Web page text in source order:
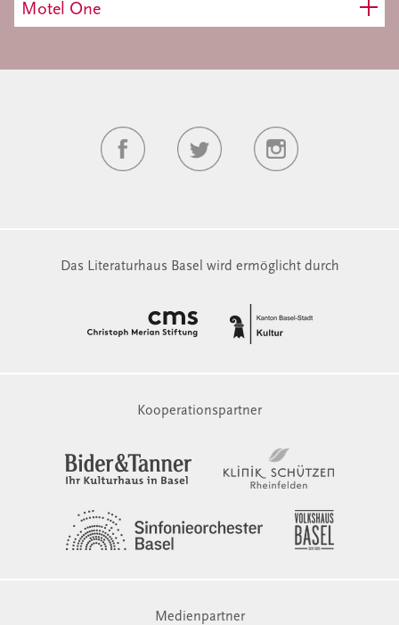
Motel One
Das Literaturhaus Basel wird ermöglicht durch
Kooperationspartner
Medienpartner